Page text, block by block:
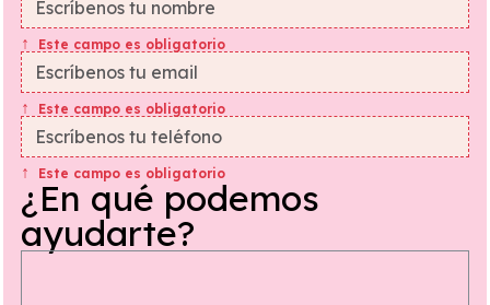
Este campo es obligatorio
Este campo es obligatorio
Este campo es obligatorio
¿En qué podemos
ayudarte?